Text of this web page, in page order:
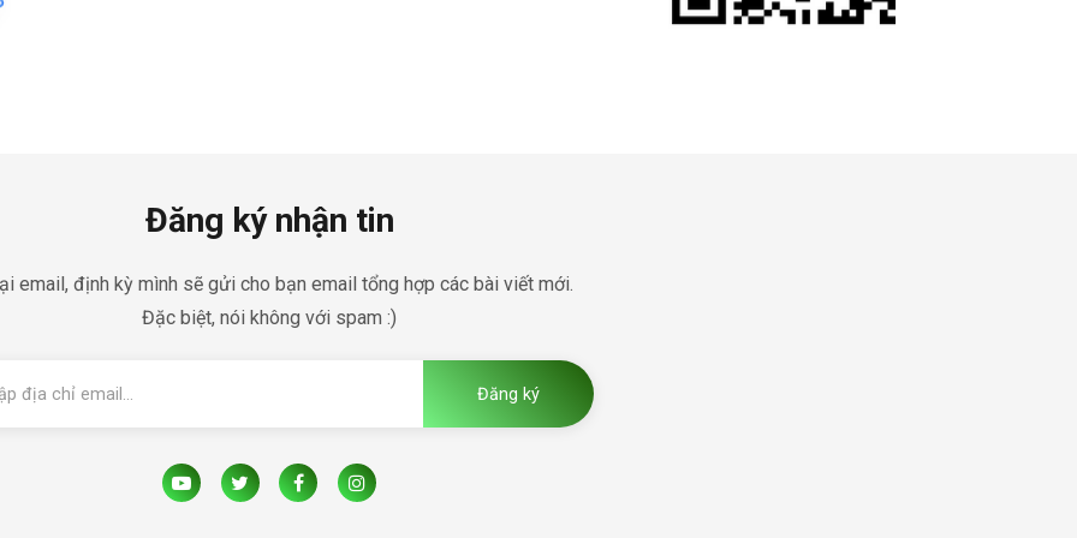
Đăng ký nhận tin
email, định kỳ mình sẽ gửi cho bạn email tổng hợp các bài viết mới.
Đặc biệt, nói không với spam :)
Đăng ký